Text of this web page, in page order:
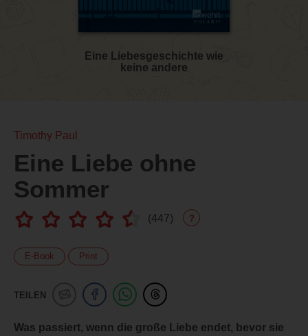
Eine Liebesgeschichte wie
keine andere
Timothy Paul
Eine Liebe ohne
Sommer
(447) ?
E-Book Print
TEILEN
Was passiert, wenn die große Liebe endet, bevor sie